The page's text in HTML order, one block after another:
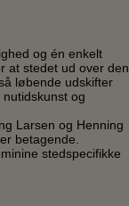
og én enkelt
at stedet ud over den
løbende udskifter
og
Larsen og Henning
betagende.
stedspecifikke